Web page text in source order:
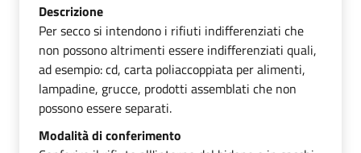
Descrizione
Per secco si intendono i rifiuti indifferenziati che
non possono altrimenti essere indifferenziati quali,
ad esempio: cd, carta poliaccoppiata per alimenti,
lampadine, grucce, prodotti assemblati che non
possono essere separati.
Modalità di conferimento